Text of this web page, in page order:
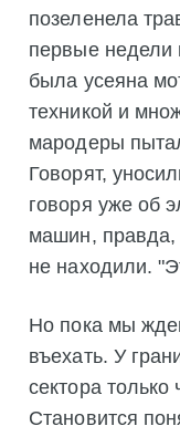
позеленела
первые недели
была усеяна
техникой и
мародеры
Говорят,
говоря уже об
машин, правда,
не находили.
Но пока мы
въехать. У
сектора
Становится